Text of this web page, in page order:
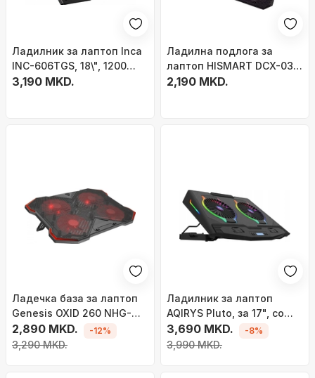
Ладилник за лаптоп Inca
INC-606TGS, 18\", 1200
RPM, црн
3,190 MKD.
Ладилна подлога за
лаптоп HISMART DCX-039,
9-15.6", 2 вентилатори со
2,190 MKD.
Ладечка база за лаптоп
Genesis OXID 260 NHG-
2075, 17.3\", 4
вентилатори, со црвени
2,890 MKD.
3,290 MKD.
-12%
Ладилник за лаптоп
AQIRYS Pluto, за 17", со
РГБ, црн
3,690 MKD.
3,990 MKD.
-8%